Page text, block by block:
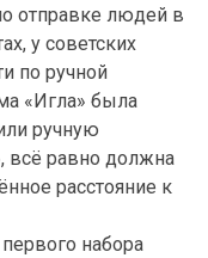
отправке людей в
у советских
по ручной
«Игла» была
ручную
всё равно должна
расстояние к
набора